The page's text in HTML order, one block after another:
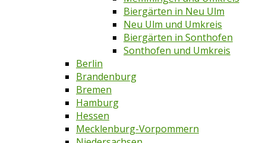
Biergärten in Neu Ulm
Neu Ulm und Umkreis
Biergärten in Sonthofen
Sonthofen und Umkreis
Berlin
Brandenburg
Bremen
Hamburg
Hessen
Mecklenburg-Vorpommern